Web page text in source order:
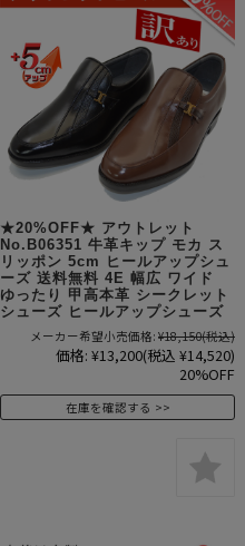
★20%OFF★ アウトレット
No.B06351 牛革キップ モカ ス
リッポン 5cm ヒールアップシュ
ーズ 送料無料 4E 幅広 ワイド
ゆったり 甲高本革 シークレット
シューズ ヒールアップシューズ
メーカー希望小売価格: ¥18,150(税込)
価格: ¥13,200(税込 ¥14,520)
20%OFF
在庫を確認する